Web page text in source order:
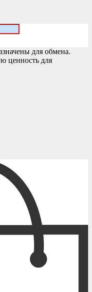
для обмена.
ценность для